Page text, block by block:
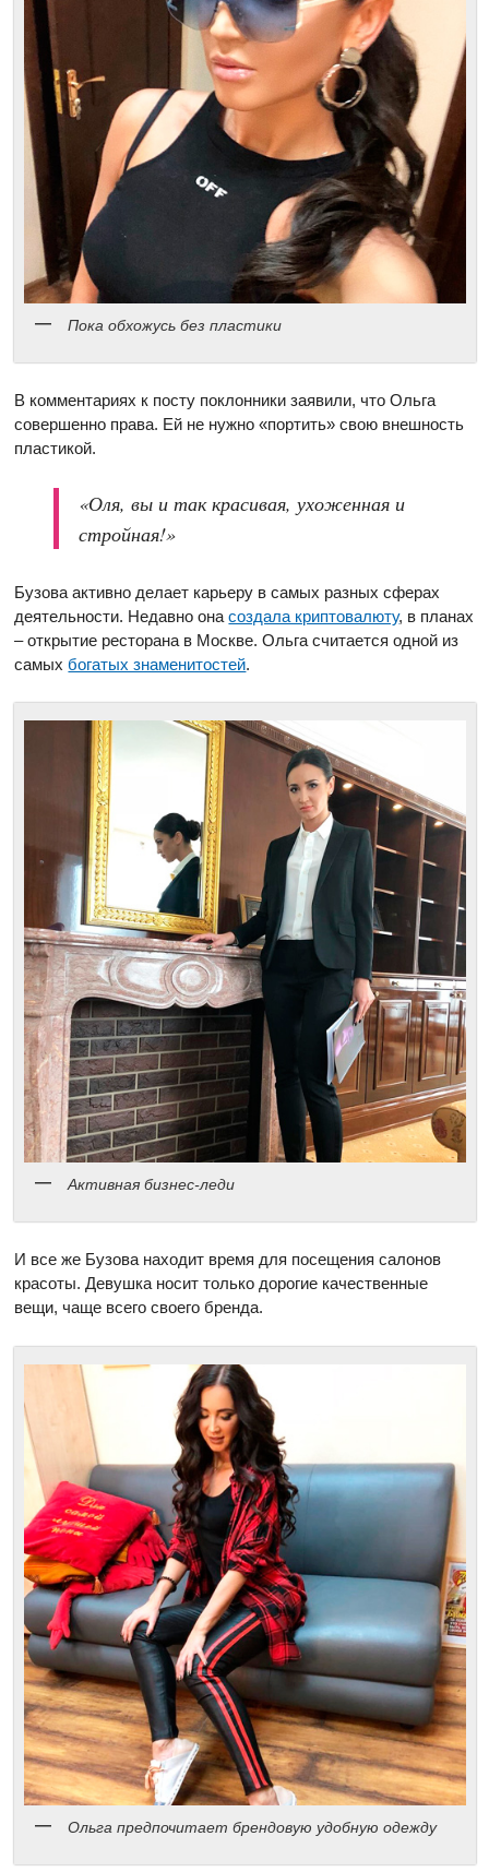
Пока обхожусь без пластики
В комментариях к посту поклонники заявили, что Ольга
совершенно права. Ей не нужно «портить» свою внешность
пластикой.
«Оля, вы и так красивая, ухоженная и
стройная!»
Бузова активно делает карьеру в самых разных сферах
деятельности. Недавно онасоздала криптовалюту, в планах
– открытие ресторана в Москве. Ольга считается одной из
самыхбогатых знаменитостей.
Активная бизнес-леди
И все же Бузова находит время для посещения салонов
красоты. Девушка носит только дорогие качественные
вещи, чаще всего своего бренда.
Ольга предпочитает брендовую удобную одежду